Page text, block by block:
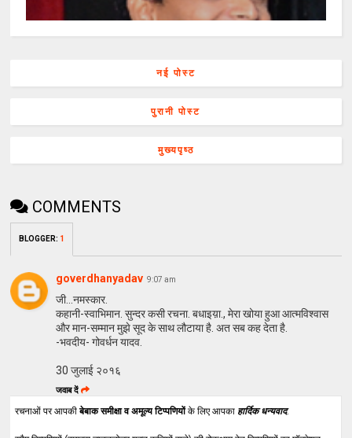
नई पोस्ट
पुरानी पोस्ट
मुख्यपृष्ठ
COMMENTS
BLOGGER: 1
goverdhanyadav 9:07 am
जी...नमस्कार.
कहानी-स्वाभिमान. सुन्दर कसी रचना. बधाइय़ा., मेरा खोया हुआ आत्मविश्वास
और मान-सम्मान मुझे सूद के साथ लौटाया है. अत सब कह देता है.
-भवदीय- गोवर्धन यादव.
30 जुलाई २०१६
जवाब दें
रचनाओं पर आपकीबेबाक समीक्षा व अमूल्य टिप्पणियोंके लिए आपका हार्दिक धन्यवाद.